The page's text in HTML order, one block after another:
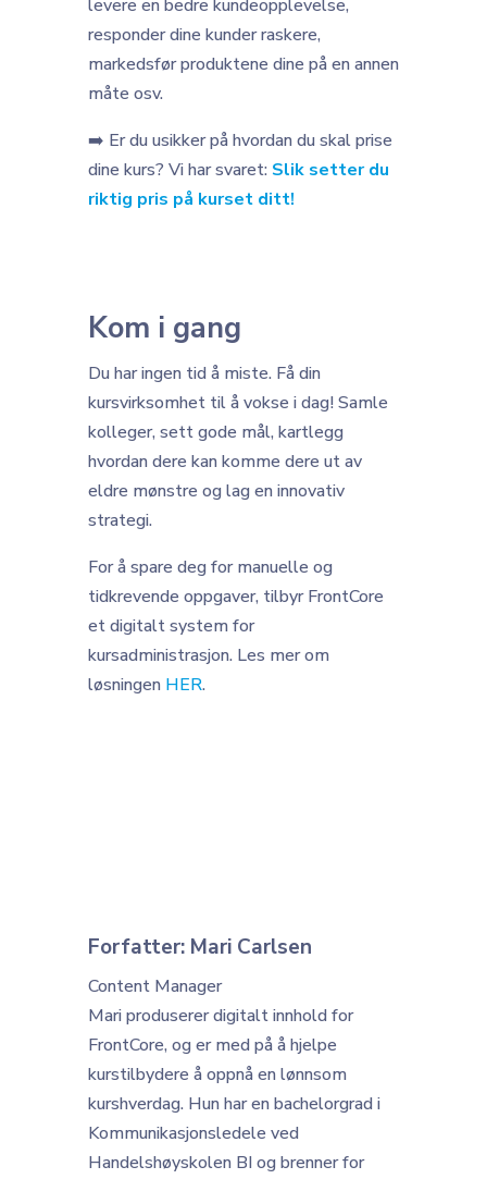
levere en bedre kundeopplevelse,
responder dine kunder raskere,
markedsfør produktene dine på en annen
måte osv.
➡️ Er du usikker på hvordan du skal prise
dine kurs? Vi har svaret: Slik setter du
riktig pris på kurset ditt!
Kom i gang
Du har ingen tid å miste. Få din
kursvirksomhet til å vokse i dag! Samle
kolleger, sett gode mål, kartlegg
hvordan dere kan komme dere ut av
eldre mønstre og lag en innovativ
strategi.
For å spare deg for manuelle og
tidkrevende oppgaver, tilbyr FrontCore
et digitalt system for
kursadministrasjon. Les mer om
løsningen HER.
Forfatter: Mari Carlsen
Content Manager
Mari produserer digitalt innhold for
FrontCore, og er med på å hjelpe
kurstilbydere å oppnå en lønnsom
kurshverdag. Hun har en bachelorgrad i
Kommunikasjonsledele ved
Handelshøyskolen BI og brenner for